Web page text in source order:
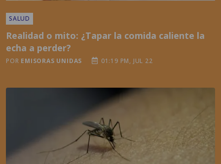
echa a perder?
POR EMISORAS UNIDAS 01:19 PM, JUL 22